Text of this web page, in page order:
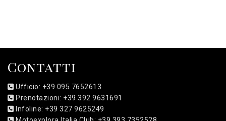
Contatti
Ufficio: +39 095 7652613
Prenotazioni: +39 392 9631691
Infoline: +39 327 9625249